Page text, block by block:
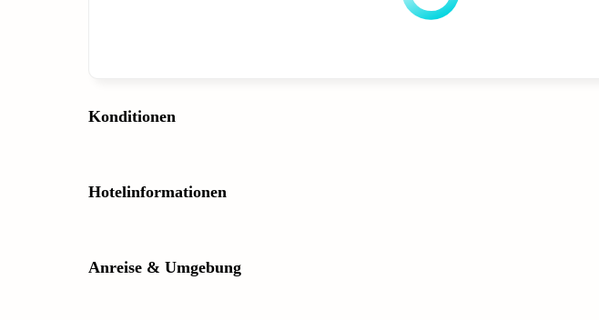
Konditionen
Hotelinformationen
Anreise & Umgebung